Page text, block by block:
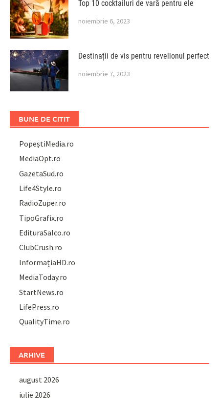
Top 10 cocktailuri de vară pentru ele
noiembrie 6, 2023
Destinații de vis pentru revelionul perfect
noiembrie 7, 2023
BUNE DE CITIT
PopeștiMedia.ro
MediaOpt.ro
GazetaSud.ro
Life4Style.ro
RadioZuper.ro
TipoGrafix.ro
EdituraSalco.ro
ClubCrush.ro
InformațiaHD.ro
MediaToday.ro
StartNews.ro
LifePress.ro
QualityTime.ro
ARHIVE
august 2026
iulie 2026